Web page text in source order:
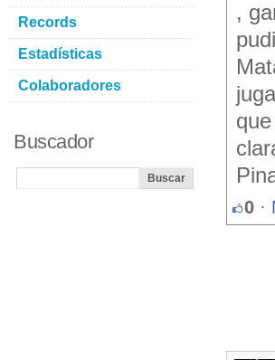
,
0 ·
Records
Estadísticas
Colaboradores
Buscador